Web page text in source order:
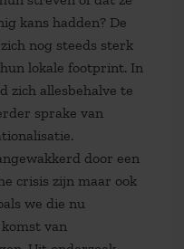
kans hadden? De
nog steeds sterk
lokale footprint. In
zich allesbehalve te
sprake van
door een
crisis zijn maar ook
we die nu
van